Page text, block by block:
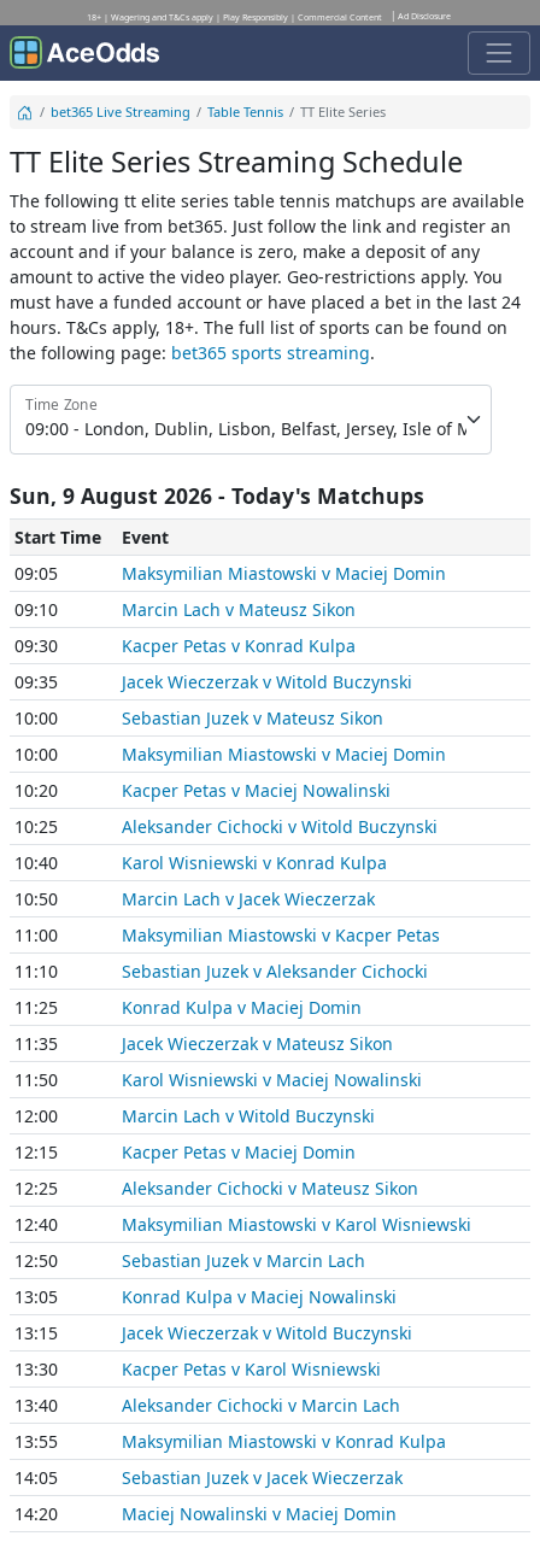
18+ | Wagering and T&Cs apply | Play Responsibly | Commercial Content Ad Disclosure
bet365 Live Streaming Table Tennis TT Elite Series
TT Elite Series Streaming Schedule
The following tt elite series table tennis matchups are available
to stream live from bet365. Just follow the link and register an
account and if your balance is zero, make a deposit of any
amount to active the video player. Geo-restrictions apply. You
must have a funded account or have placed a bet in the last 24
hours. T&Cs apply, 18+. The full list of sports can be found on
the following page: bet365 sports streaming.
Time Zone
Sun, 9 August 2026 - Today's Matchups
Start Time
Event
09:05
Maksymilian Miastowski v Maciej Domin
09:10
Marcin Lach v Mateusz Sikon
09:30
Kacper Petas v Konrad Kulpa
09:35
Jacek Wieczerzak v Witold Buczynski
10:00
Sebastian Juzek v Mateusz Sikon
10:00
Maksymilian Miastowski v Maciej Domin
10:20
Kacper Petas v Maciej Nowalinski
10:25
Aleksander Cichocki v Witold Buczynski
10:40
Karol Wisniewski v Konrad Kulpa
10:50
Marcin Lach v Jacek Wieczerzak
11:00
Maksymilian Miastowski v Kacper Petas
11:10
Sebastian Juzek v Aleksander Cichocki
11:25
Konrad Kulpa v Maciej Domin
11:35
Jacek Wieczerzak v Mateusz Sikon
11:50
Karol Wisniewski v Maciej Nowalinski
12:00
Marcin Lach v Witold Buczynski
12:15
Kacper Petas v Maciej Domin
12:25
Aleksander Cichocki v Mateusz Sikon
12:40
Maksymilian Miastowski v Karol Wisniewski
12:50
Sebastian Juzek v Marcin Lach
13:05
Konrad Kulpa v Maciej Nowalinski
13:15
Jacek Wieczerzak v Witold Buczynski
13:30
Kacper Petas v Karol Wisniewski
13:40
Aleksander Cichocki v Marcin Lach
13:55
Maksymilian Miastowski v Konrad Kulpa
14:05
Sebastian Juzek v Jacek Wieczerzak
14:20
Maciej Nowalinski v Maciej Domin